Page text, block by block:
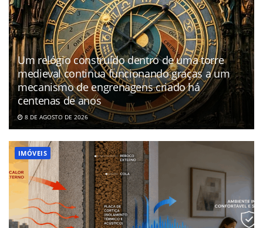
Um relógio construído dentro de uma torre
medieval continua funcionando graças a um
mecanismo de engrenagens criado há
centenas de anos
8 DE AGOSTO DE 2026
IMÓVEIS